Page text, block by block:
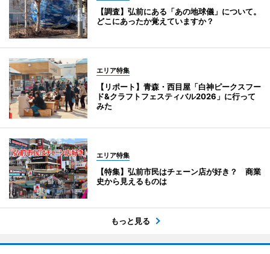
【調査】弘前にある「あの地球儀」について。
どこにあったか覚えていますか？
エリア特集
【リポート】青森・西目屋「白神ピークスフー
ド&クラフトフェスティバル2026」に行って
みた
エリア特集
【特集】弘前市民はチェーン店が好き？ 商業
史から見えるものは
もっと見る